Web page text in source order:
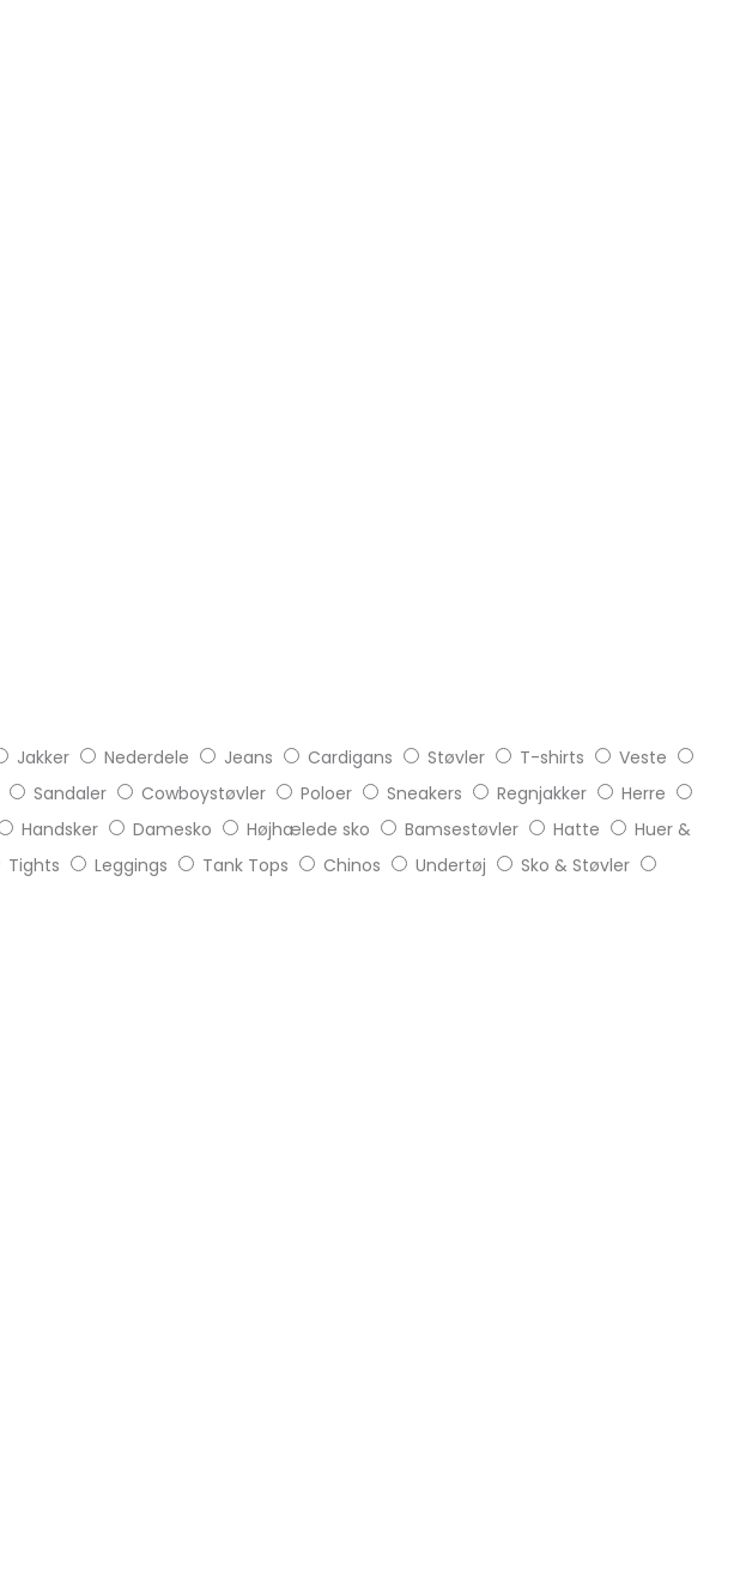
Jakker Nederdele Jeans Cardigans Støvler T-shirts
Veste
Sandaler Cowboystøvler Poloer Sneakers Regnjakker
Herre
Handsker Damesko Højhælede sko Bamsestøvler Hatte
Huer &
Tights Leggings Tank Tops Chinos Undertøj
Sko & Støvler